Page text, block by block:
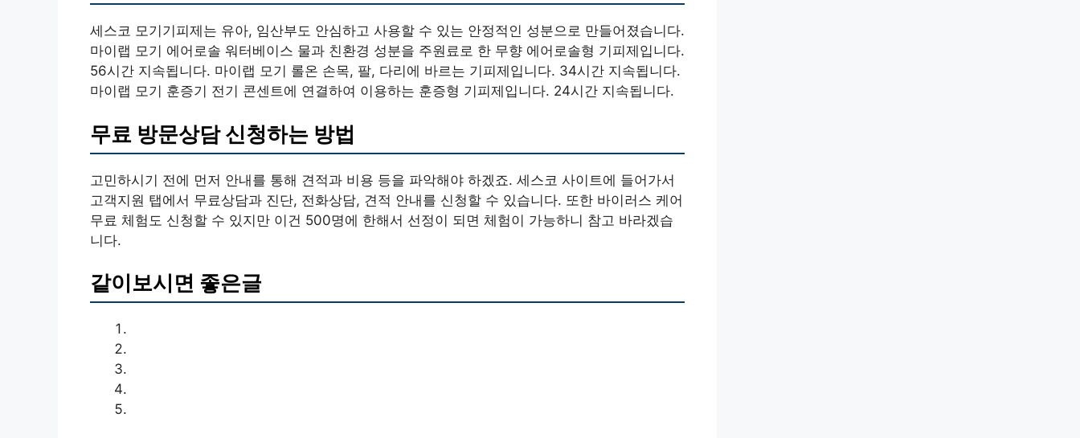
세스코 모기기피제는 유아, 임산부도 안심하고 사용할 수 있는 안정적인 성분으로 만들어졌습니다.
마이랩 모기 에어로솔 워터베이스 물과 친환경 성분을 주원료로 한 무향 에어로솔형 기피제입니다.
56시간 지속됩니다. 마이랩 모기 롤온 손목, 팔, 다리에 바르는 기피제입니다. 34시간 지속됩니다.
마이랩 모기 훈증기 전기 콘센트에 연결하여 이용하는 훈증형 기피제입니다. 24시간 지속됩니다.
무료 방문상담 신청하는 방법
고민하시기 전에 먼저 안내를 통해 견적과 비용 등을 파악해야 하겠죠. 세스코 사이트에 들어가서
고객지원 탭에서 무료상담과 진단, 전화상담, 견적 안내를 신청할 수 있습니다. 또한 바이러스 케어
무료 체험도 신청할 수 있지만 이건 500명에 한해서 선정이 되면 체험이 가능하니 참고 바라겠습
니다.
같이보시면 좋은글